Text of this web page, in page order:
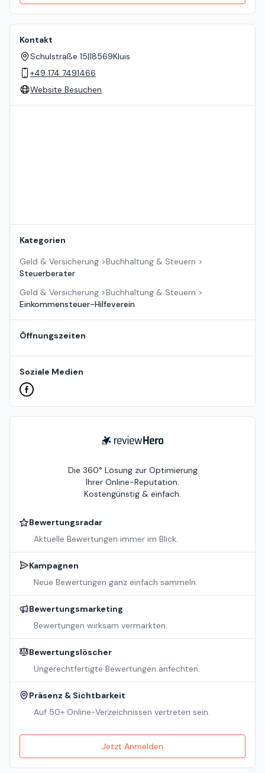
Kontakt
Schulstraße 15|18569Kluis
+49 174 7491466
Website Besuchen
Kategorien
Geld & Versicherung >Buchhaltung & Steuern >
Steuerberater
Geld & Versicherung >Buchhaltung & Steuern >
Einkommensteuer-Hilfeverein
Öffnungszeiten
Soziale Medien
ReviewHero
Die 360° Lösung zur Optimierung
Ihrer Online-Reputation.
Kostengünstig & einfach.
Bewertungsradar
Aktuelle Bewertungen immer im Blick.
Kampagnen
Neue Bewertungen ganz einfach sammeln.
Bewertungsmarketing
Bewertungen wirksam vermarkten.
Bewertungslöscher
Ungerechtfertigte Bewertungen anfechten.
Präsenz & Sichtbarkeit
Auf 50+ Online-Verzeichnissen vertreten sein.
Jetzt Anmelden